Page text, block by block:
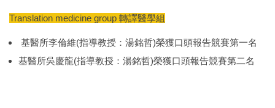
Translation medicine group 轉譯醫學組
基醫所李倫維(指導教授：湯銘哲)榮獲口頭報告競賽第一名
基醫所吳慶龍(指導教授：湯銘哲)榮獲口頭報告競賽第二名